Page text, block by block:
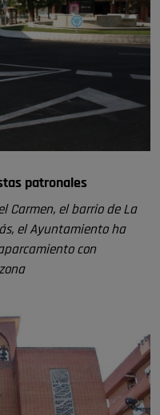
patronales
Carmen, el barrio de La
el Ayuntamiento ha
con